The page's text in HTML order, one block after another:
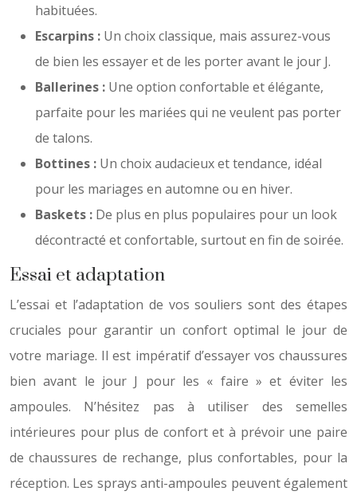
habituées.
Escarpins : Un choix classique, mais assurez-vous
de bien les essayer et de les porter avant le jour J.
Ballerines : Une option confortable et élégante,
parfaite pour les mariées qui ne veulent pas porter
de talons.
Bottines : Un choix audacieux et tendance, idéal
pour les mariages en automne ou en hiver.
Baskets : De plus en plus populaires pour un look
décontracté et confortable, surtout en fin de soirée.
Essai et adaptation
L’essai et l’adaptation de vos souliers sont des étapes
cruciales pour garantir un confort optimal le jour de
votre mariage. Il est impératif d’essayer vos chaussures
bien avant le jour J pour les « faire » et éviter les
ampoules. N’hésitez pas à utiliser des semelles
intérieures pour plus de confort et à prévoir une paire
de chaussures de rechange, plus confortables, pour la
réception. Les sprays anti-ampoules peuvent également